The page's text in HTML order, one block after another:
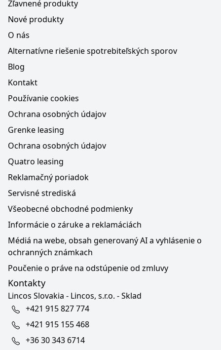
Zľavnené produkty
Nové produkty
O nás
Alternatívne riešenie spotrebiteľských sporov
Blog
Kontakt
Používanie cookies
Ochrana osobných údajov
Grenke leasing
Ochrana osobných údajov
Quatro leasing
Reklamačný poriadok
Servisné strediská
Všeobecné obchodné podmienky
Informácie o záruke a reklamáciách
Médiá na webe, obsah generovaný AI a vyhlásenie o
ochranných známkach
Poučenie o práve na odstúpenie od zmluvy
Kontakty
Lincos Slovakia - Lincos, s.r.o. - Sklad
+421 915 827 774
+421 915 155 468
+36 30 343 6714